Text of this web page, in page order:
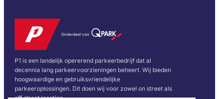
Onderdeel van
P1 is een landelijk opererend parkeerbedrijf dat al
decennia lang parkeervoorzieningen beheert. Wij bieden
hoogwaardige en gebruiksvriendelijke
parkeeroplossingen. Dit doen wij voor zowel on street als